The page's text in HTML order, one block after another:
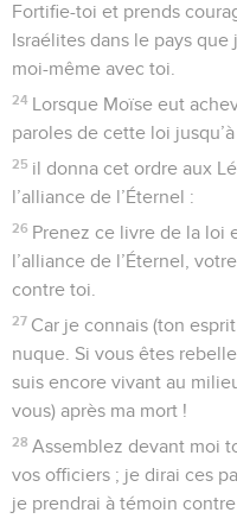
Fortifie-toi et prends
Israélites dans le pays que
moi-même avec toi.
24 Lorsque Moïse eut
paroles de cette loi jusqu’à
25 il donna cet ordre aux
l’alliance de l’Éternel :
26 Prenez ce livre de la loi
l’alliance de l’Éternel,
contre toi.
27 Car je connais (ton
nuque. Si vous êtes
suis encore vivant au
vous) après ma mort !
28 Assemblez devant moi
vos officiers ; je dirai ces
je prendrai à témoin